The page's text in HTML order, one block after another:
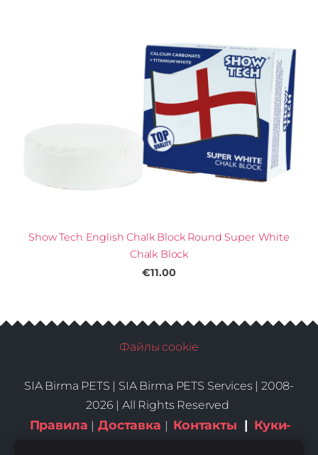
Show Tech English Chalk Block Round Super White
Chalk Block
€11.00
Файлы cookie
SIA Birma PETS | SIA Birma PETS Services | 2008-
2026 | All Rights Reserved
Правила | Доставка | Контакты | Куки-